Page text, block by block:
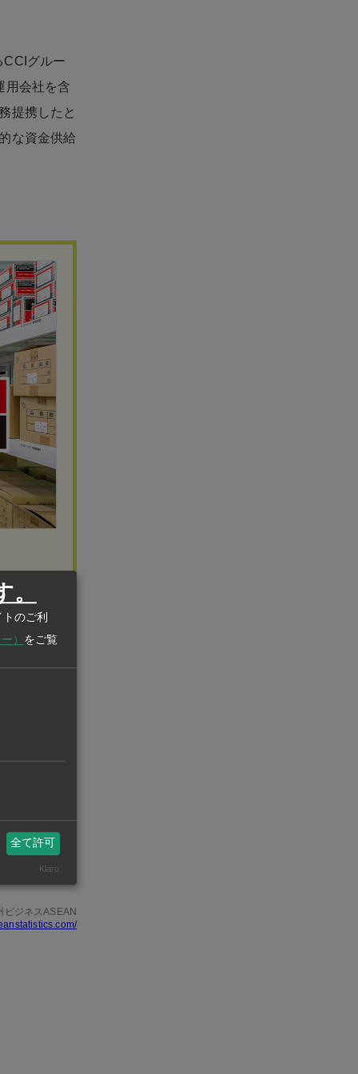
CCIグルー
用会社を含
提携したと
な資金供給
：石川県金
書を締結
じた投資
的な成長
野で連携す
ビジネスASEAN
のご利
） をご覧
全て許可
Klaro